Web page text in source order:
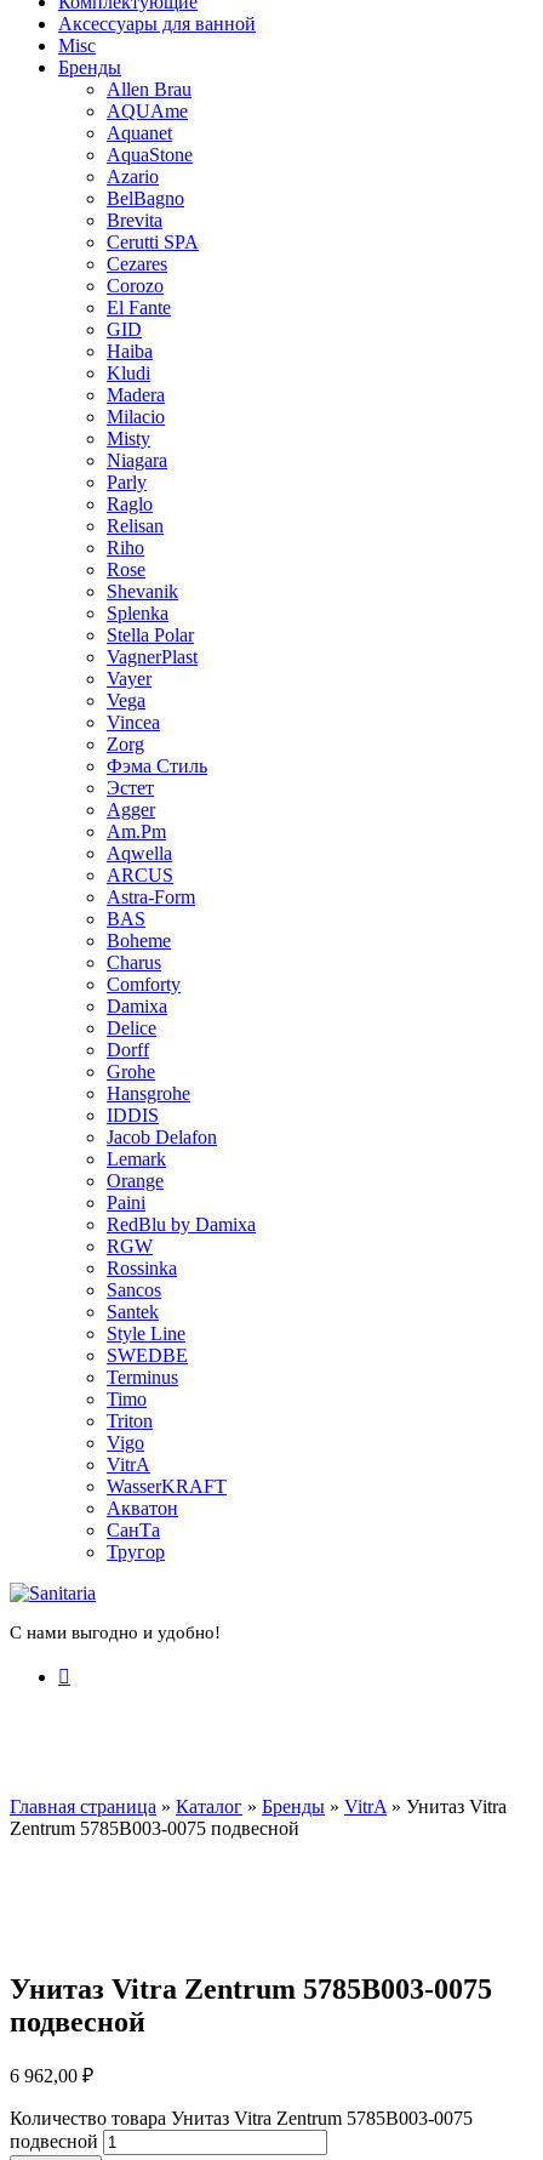
Аксессуары для ванной
Misc
Бренды
Allen Brau
AQUAme
Aquanet
AquaStone
Azario
BelBagno
Brevita
Cerutti SPA
Cezares
Corozo
El Fante
GID
Haiba
Kludi
Madera
Milacio
Misty
Niagara
Parly
Raglo
Relisan
Riho
Rose
Shevanik
Splenka
Stella Polar
VagnerPlast
Vayer
Vega
Vincea
Zorg
Фэма Стиль
Эстет
Agger
Am.Pm
Aqwella
ARCUS
Astra-Form
BAS
Boheme
Charus
Comforty
Damixa
Delice
Dorff
Grohe
Hansgrohe
IDDIS
Jacob Delafon
Lemark
Orange
Paini
RedBlu by Damixa
RGW
Rossinka
Sancos
Santek
Style Line
SWEDBE
Terminus
Timo
Triton
Vigo
VitrA
WasserKRAFT
Акватон
СанТа
Тругор
С нами выгодно и удобно!
Главная страница » Каталог » Бренды » VitrA » Унитаз Vitra
Zentrum 5785B003-0075 подвесной
Унитаз Vitra Zentrum 5785B003-0075
подвесной
6 962,00 ₽
Количество товара Унитаз Vitra Zentrum 5785B003-0075
подвесной